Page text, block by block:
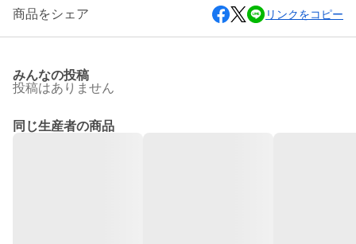
商品をシェア リンクをコピー
みんなの投稿
投稿はありません
同じ生産者の商品